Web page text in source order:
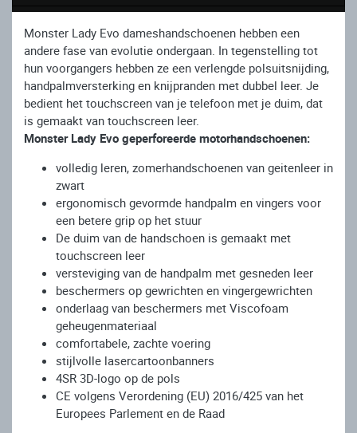
Monster Lady Evo dameshandschoenen hebben een
andere fase van evolutie ondergaan. In tegenstelling tot
hun voorgangers hebben ze een verlengde polsuitsnijding,
handpalmversterking en knijpranden met dubbel leer. Je
bedient het touchscreen van je telefoon met je duim, dat
is gemaakt van touchscreen leer.
Monster Lady Evo geperforeerde motorhandschoenen:
volledig leren, zomerhandschoenen van geitenleer in
zwart
ergonomisch gevormde handpalm en vingers voor
een betere grip op het stuur
De duim van de handschoen is gemaakt met
touchscreen leer
versteviging van de handpalm met gesneden leer
beschermers op gewrichten en vingergewrichten
onderlaag van beschermers met Viscofoam
geheugenmateriaal
comfortabele, zachte voering
stijlvolle lasercartoonbanners
4SR 3D-logo op de pols
CE volgens Verordening (EU) 2016/425 van het
Europees Parlement en de Raad